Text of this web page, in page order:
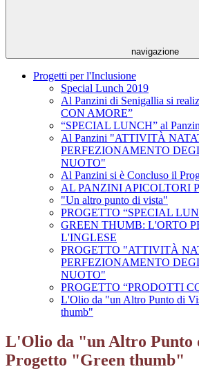
navigazione
Progetti per l'Inclusione
Special Lunch 2019
Al Panzini di Senigallia si
CON AMORE”
“SPECIAL LUNCH” al
Al Panzini "ATTIVITÀ
PERFEZIONAMENTO
NUOTO"
Al Panzini si è Concluso il
AL PANZINI APICOLTORI
"Un altro punto di vista"
PROGETTO “SPECIAL
GREEN THUMB: L'ORTO
L'INGLESE
PROGETTO "ATTIVITÀ
PERFEZIONAMENTO
NUOTO"
PROGETTO “PRODOTTI
L'Olio da "un Altro Punto di
thumb"
L'Olio da "un Altro Punto
Progetto "Green thumb"